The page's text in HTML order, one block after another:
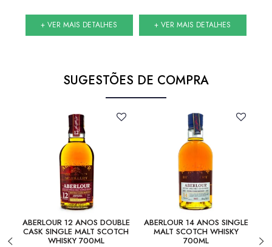
+ VER MAIS DETALHES + VER MAIS DETALHES
SUGESTÕES DE COMPRA
ABERLOUR 12 ANOS DOUBLE
CASK SINGLE MALT SCOTCH
WHISKY 700ML
ABERLOUR 14 ANOS SINGLE
MALT SCOTCH WHISKY
700ML